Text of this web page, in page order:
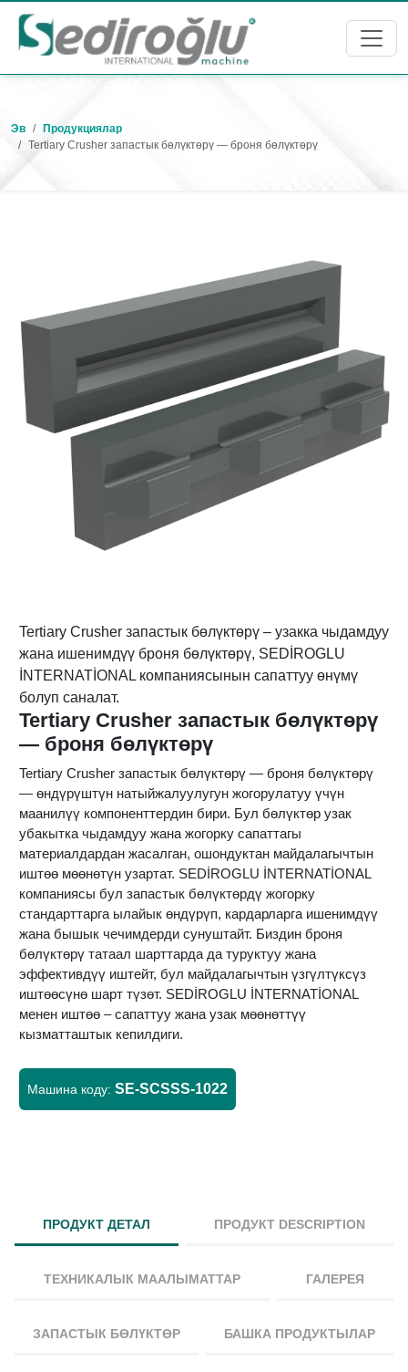
Эв
Продукциялар
Tertiary Crusher запастык бөлүктөрү — броня бөлүктөрү
Tertiary Crusher запастык бөлүктөрү – узакка чыдамдуу
жана ишенимдүү броня бөлүктөрү, SEDİROGLU
İNTERNATİONAL компаниясынын сапаттуу өнүмү
болуп саналат.
Tertiary Crusher запастык бөлүктөрү
— броня бөлүктөрү
Tertiary Crusher запастык бөлүктөрү — броня бөлүктөрү
— өндүрүштүн натыйжалуулугун жогорулатуу үчүн
маанилүү компоненттердин бири. Бул бөлүктөр узак
убакытка чыдамдуу жана жогорку сапаттагы
материалдардан жасалган, ошондуктан майдалагычтын
иштөө мөөнөтүн узартат. SEDİROGLU İNTERNATİONAL
компаниясы бул запастык бөлүктөрдү жогорку
стандарттарга ылайык өндүрүп, кардарларга ишенимдүү
жана бышык чечимдерди сунуштайт. Биздин броня
бөлүктөрү татаал шарттарда да туруктуу жана
эффективдүү иштейт, бул майдалагычтын үзгүлтүксүз
иштөөсүнө шарт түзөт. SEDİROGLU İNTERNATİONAL
менен иштөө – сапаттуу жана узак мөөнөттүү
кызматташтык кепилдиги.
Машина коду: SE-SCSSS-1022
ПРОДУКТ ДЕТАЛ ПРОДУКТ DESCRIPTION
ТЕХНИКАЛЫК МААЛЫМАТТАР ГАЛЕРЕЯ
ЗАПАСТЫК БӨЛҮКТӨР БАШКА ПРОДУКТЫЛАР